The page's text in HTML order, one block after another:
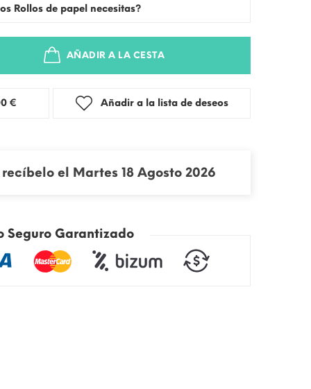
Rollos de papel necesitas?
AÑADIR A LA CESTA
3,00 € Añadir a la lista de deseos
el Martes 18 Agosto 2026
Seguro Garantizado